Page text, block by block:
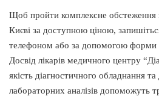
Щоб пройти комплексне обстеження
Києві за доступною ціною,
телефоном або за допомогою форми
Досвід лікарів медичного центру
якість діагностичного обладнання та
лабораторних аналізів допоможуть